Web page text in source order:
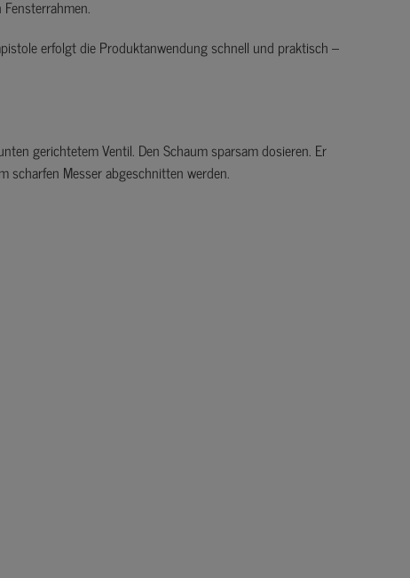
erfolgt die Produktanwendung schnell und praktisch –
gerichtetem Ventil. Den Schaum sparsam dosieren. Er
scharfen Messer abgeschnitten werden.